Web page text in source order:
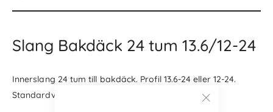
Slang Bakdäck 24 tum 13.6/12-24
Innerslang 24 tum till bakdäck. Profil 13.6-24 eller 12-24.
Standardventil